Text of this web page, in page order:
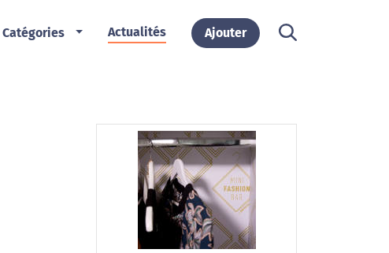
Catégories Actualités Ajouter